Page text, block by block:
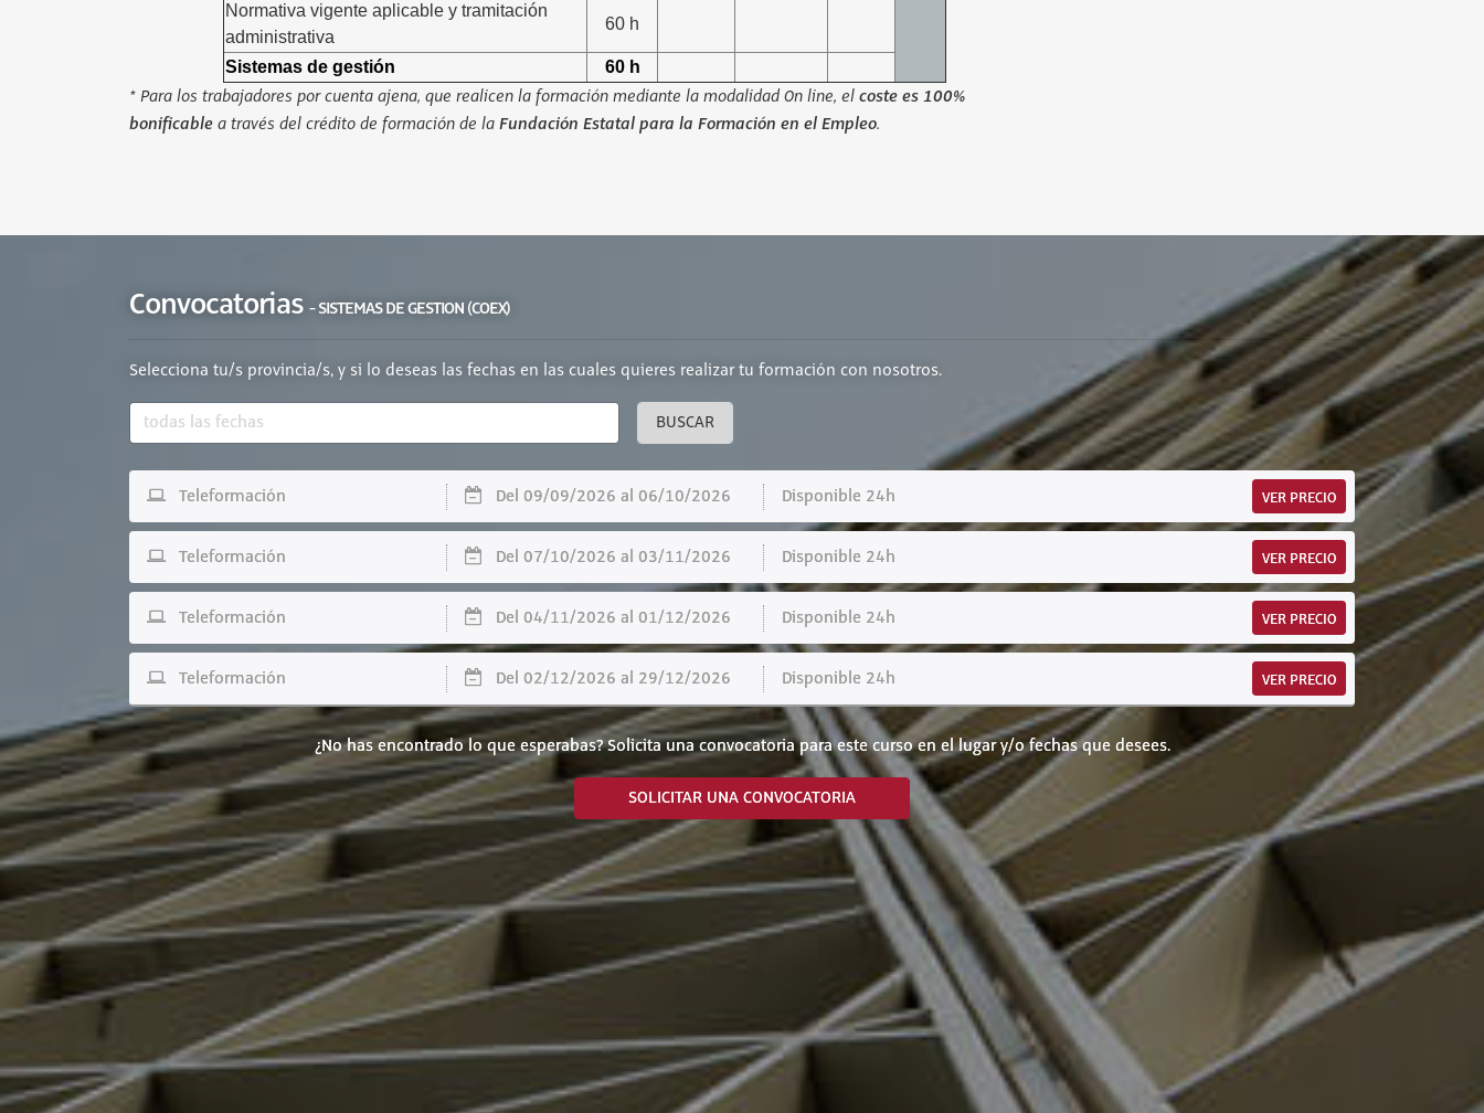
Normativa vigente aplicable y tramitación
administrativa
60 h
Sistemas de gestión 60 h
* Para los trabajadores por cuenta ajena, que realicen la formación mediante la modalidad On line, el coste es 100%
bonificable a través del crédito de formación de la Fundación Estatal para la Formación en el Empleo.
Convocatorias - SISTEMAS DE GESTION (COEX)
Selecciona tu/s provincia/s, y si lo deseas las fechas en las cuales quieres realizar tu formación con nosotros.
BUSCAR
Teleformación Del 09/09/2026 al 06/10/2026 Disponible 24h VER PRECIO
Teleformación Del 07/10/2026 al 03/11/2026 Disponible 24h VER PRECIO
Teleformación Del 04/11/2026 al 01/12/2026 Disponible 24h VER PRECIO
Teleformación Del 02/12/2026 al 29/12/2026 Disponible 24h VER PRECIO
¿No has encontrado lo que esperabas? Solicita una convocatoria para este curso en el lugar y/o fechas que desees.
SOLICITAR UNA CONVOCATORIA